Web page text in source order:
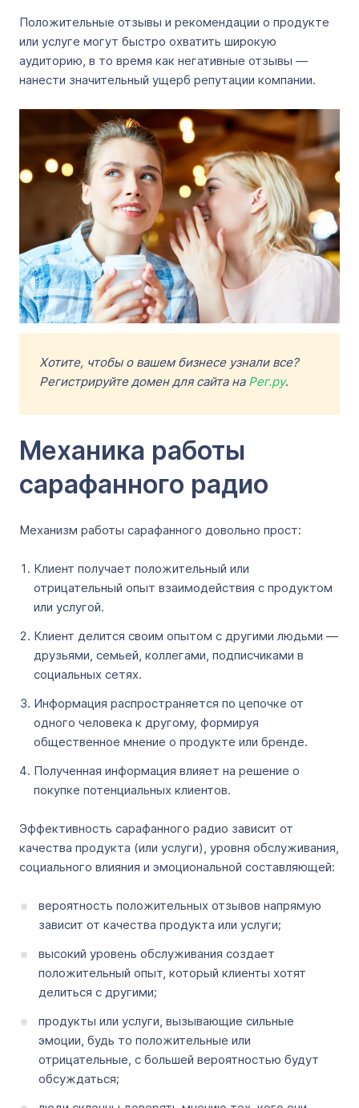
Положительные отзывы и рекомендации о продукте
или услуге могут быстро охватить широкую
аудиторию, в то время как негативные отзывы —
нанести значительный ущерб репутации компании.
Хотите, чтобы о вашем бизнесе узнали все?
Регистрируйте домен для сайта на Рег.ру.
Механика работы
сарафанного радио
Механизм работы сарафанного довольно прост:
Клиент получает положительный или
отрицательный опыт взаимодействия с продуктом
или услугой.
Клиент делится своим опытом с другими людьми —
друзьями, семьей, коллегами, подписчиками в
социальных сетях.
Информация распространяется по цепочке от
одного человека к другому, формируя
общественное мнение о продукте или бренде.
Полученная информация влияет на решение о
покупке потенциальных клиентов.
Эффективность сарафанного радио зависит от
качества продукта (или услуги), уровня обслуживания,
социального влияния и эмоциональной составляющей:
вероятность положительных отзывов напрямую
зависит от качества продукта или услуги;
высокий уровень обслуживания создает
положительный опыт, который клиенты хотят
делиться с другими;
продукты или услуги, вызывающие сильные
эмоции, будь то положительные или
отрицательные, с большей вероятностью будут
обсуждаться;